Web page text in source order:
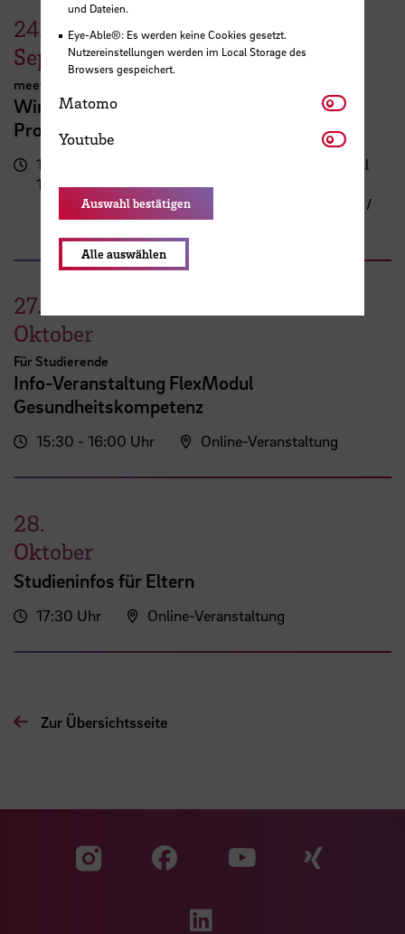
24.
September
meetMINT
Wir feiern Frauen in MINT – 10 Jahre
Programm meetMINT
17:00 -
19:30 Uhr
Campus Neustadt, Neustadtswall
(AB-Gebäude)
AB-Gebäude - 10. Obergeschoss /
Staffelgeschoss / Sky Lounge
27.
Oktober
Für Studierende
Info-Veranstaltung FlexModul
Gesundheitskompetenz
15:30 - 16:00 Uhr Online-Veranstaltung
28.
Oktober
Studieninfos für Eltern
17:30 Uhr Online-Veranstaltung
Zur Übersichtsseite
Zu unserer Facebook
Zu
Zu unserer
und Dateien.
Eye-Able®: Es werden keine Cookies gesetzt.
Nutzereinstellungen werden im Local Storage des
Browsers gespeichert.
Matomo Matomo
Youtube Youtube
Auswahl bestätigen
Alle auswählen